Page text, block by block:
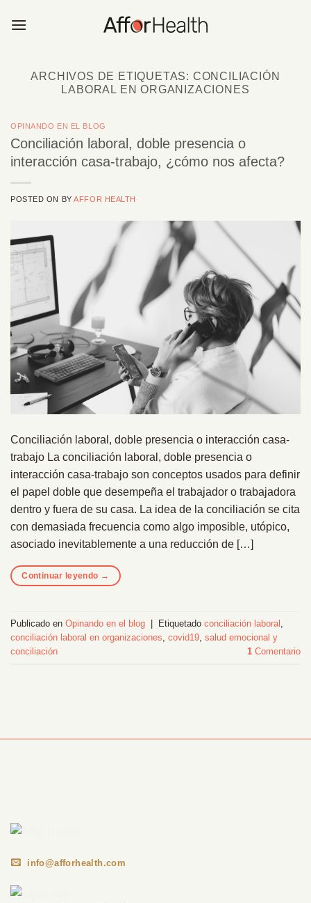
ARCHIVOS DE ETIQUETAS: CONCILIACIÓN
LABORAL EN ORGANIZACIONES
OPINANDO EN EL BLOG
Conciliación laboral, doble presencia o
interacción casa-trabajo, ¿cómo nos afecta?
POSTED ON BYAFFOR HEALTH
Conciliación laboral, doble presencia o interacción casa-
trabajo La conciliación laboral, doble presencia o
interacción casa-trabajo son conceptos usados para definir
el papel doble que desempeña el trabajador o trabajadora
dentro y fuera de su casa. La idea de la conciliación se cita
con demasiada frecuencia como algo imposible, utópico,
asociado inevitablemente a una reducción de […]
Continuar leyendo →
Publicado en Opinando en el blog | Etiquetado conciliación laboral
conciliación laboral en organizaciones covid19 salud emocional y
conciliación
1 Comentario
info@afforhealth.com